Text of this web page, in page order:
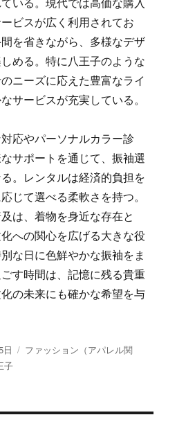
ビスが広く利用されてお
を省きながら、多様なデザ
める。特に八王子のような
ニーズに応えた豊富なライ
サービスが充実している。
応やパーソナルカラー診
サポートを通じて、振袖選
。レンタルは経済的負担を
じて選べる柔軟さを持つ。
は、着物を身近な存在と
への関心を広げる大きな役
な日に色鮮やかな振袖をま
す時間は、記憶に残る貴重
の未来にも確かな希望を与
日
カ
ファッション（アパレル関
子